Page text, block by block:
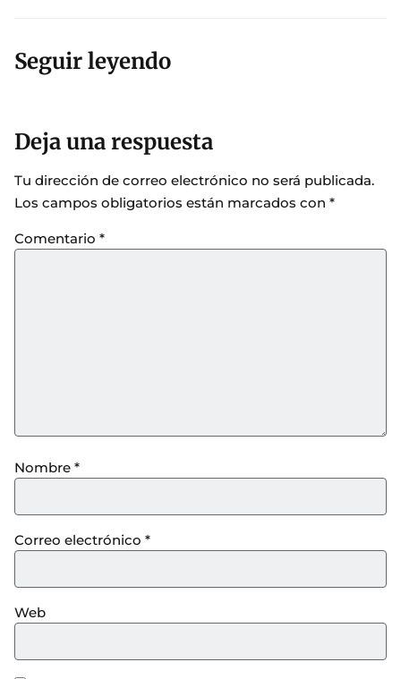
Seguir leyendo
Deja una respuesta
Tu dirección de correo electrónico no será publicada.
Los campos obligatorios están marcados con *
Comentario *
Nombre *
Correo electrónico *
Web